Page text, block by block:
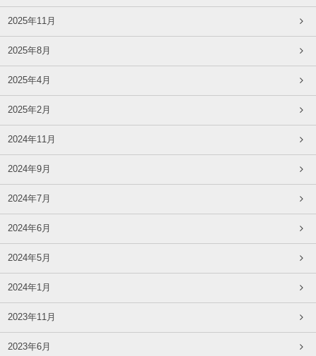
2025年11月
2025年8月
2025年4月
2025年2月
2024年11月
2024年9月
2024年7月
2024年6月
2024年5月
2024年1月
2023年11月
2023年6月